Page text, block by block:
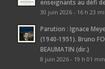
enseignants au défi
30 juin 2026 - 16 h 23
Parution : Ignace
(1940-1951). Bruno
BEAUMATIN (dir.)
8 juin 2026 - 19 h 01 min